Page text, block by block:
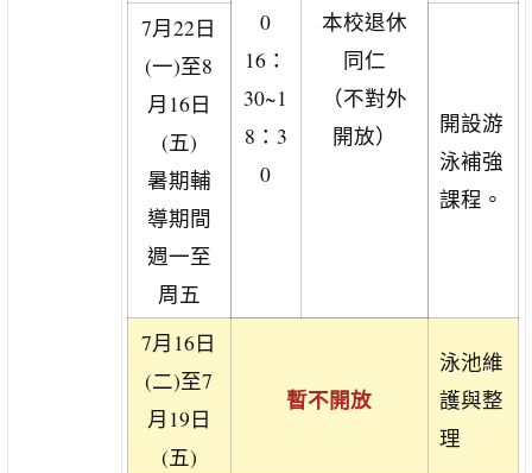
0
16：
30~1
8：3
0
本校退休
同仁
（不對外
開放）
7月22日
(一)至8
月16日
(五)
暑期輔
導期間
週一至
周五
開設游
泳補強
課程。
7月16日
(二)至7
月19日
(五)
暫不開放
泳池維
護與整
理